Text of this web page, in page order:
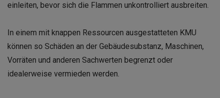
einleiten, bevor sich die Flammen unkontrolliert ausbreiten.
In einem mit knappen Ressourcen ausgestatteten KMU
können so Schäden an der Gebäudesubstanz, Maschinen,
Vorräten und anderen Sachwerten begrenzt oder
idealerweise vermieden werden.